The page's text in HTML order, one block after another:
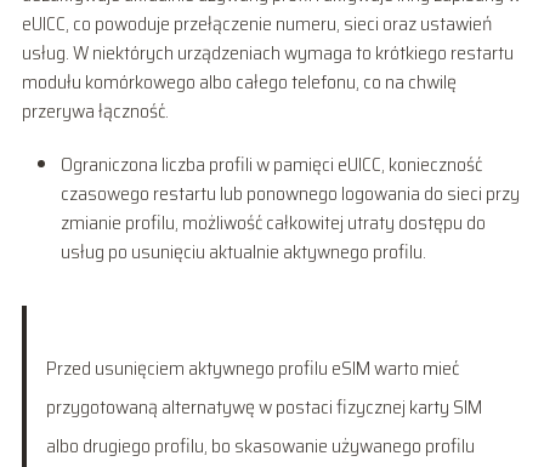
eUICC, co powoduje przełączenie numeru, sieci oraz ustawień
usług. W niektórych urządzeniach wymaga to krótkiego restartu
modułu komórkowego albo całego telefonu, co na chwilę
przerywa łączność.
Ograniczona liczba profili w pamięci eUICC, konieczność
czasowego restartu lub ponownego logowania do sieci przy
zmianie profilu, możliwość całkowitej utraty dostępu do
usług po usunięciu aktualnie aktywnego profilu.
Przed usunięciem aktywnego profilu eSIM warto mieć
przygotowaną alternatywę w postaci fizycznej karty SIM
albo drugiego profilu, bo skasowanie używanego profilu